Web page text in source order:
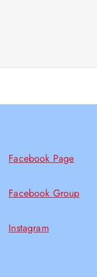
Facebook Page
Facebook Group
Instagram